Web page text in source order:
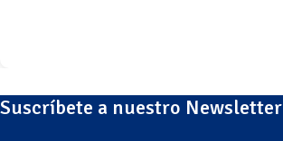
Suscríbete a nuestro Newsletter